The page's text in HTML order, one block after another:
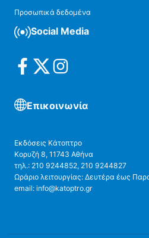
Προσωπικά δεδομένα
Social Media
Επικοινωνία
Εκδόσεις Κάτοπτρο
Κορυζή 8, 11743 Αθήνα
τηλ.: 210 9244852, 210 9244827
Ωράριο λειτουργίας: Δευτέρα έως
email: info@katoptro.gr